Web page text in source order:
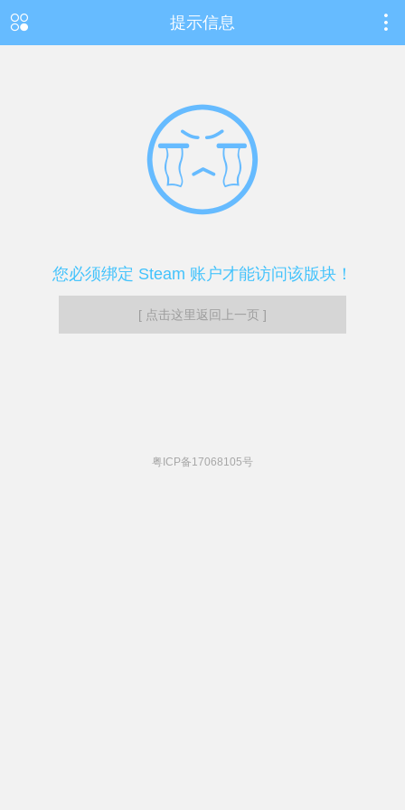
提示信息
您必须绑定 Steam 账户才能访问该版块！
[ 点击这里返回上一页 ]
粤ICP备17068105号